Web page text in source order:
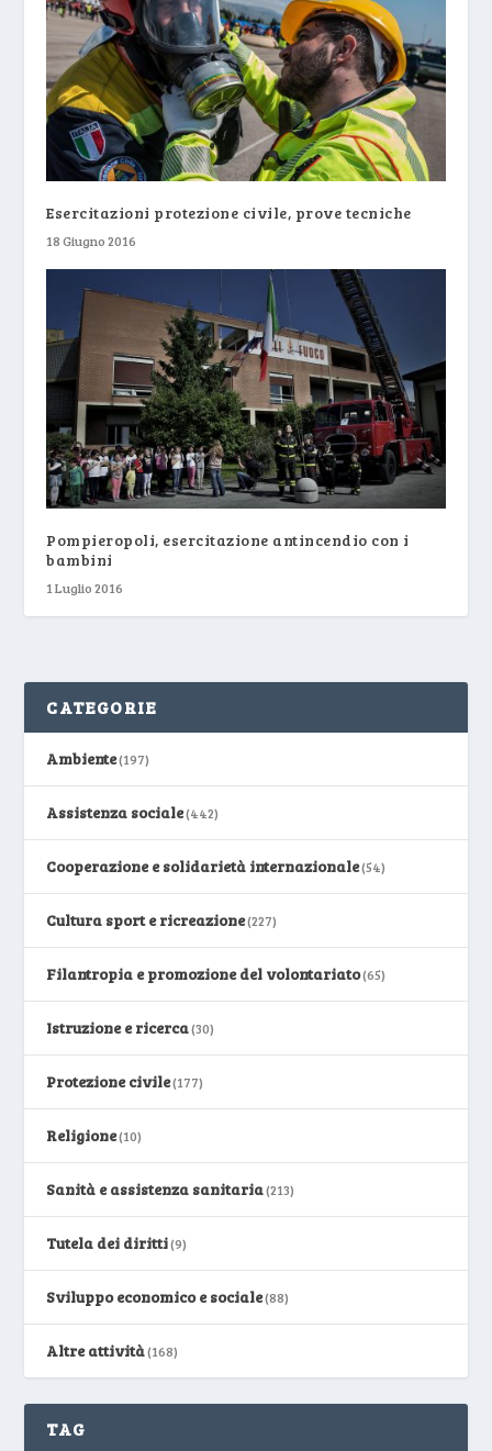
Esercitazioni protezione civile, prove tecniche
18 Giugno 2016
Pompieropoli, esercitazione antincendio con i
bambini
1 Luglio 2016
CATEGORIE
Ambiente(197)
Assistenza sociale(442)
Cooperazione e solidarietà internazionale(54)
Cultura sport e ricreazione(227)
Filantropia e promozione del volontariato(65)
Istruzione e ricerca(30)
Protezione civile(177)
Religione(10)
Sanità e assistenza sanitaria(213)
Tutela dei diritti(9)
Sviluppo economico e sociale(88)
Altre attività(168)
TAG